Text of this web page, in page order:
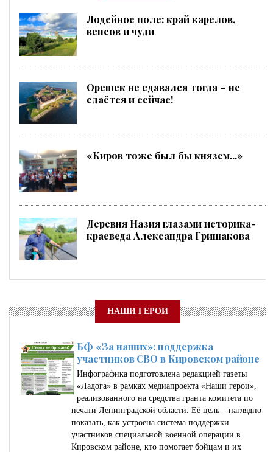
Лодейное поле: край карелов,
вепсов и чуди
Орешек не сдавался тогда – не
сдаётся и сейчас!
«Киров тоже был бы князем...»
Деревня Назия глазами историка-
краеведа Александра Гришакова
НАШИ ГЕРОИ
БФ «За наших»: поддержка
участников СВО в Кировском районе
Инфографика подготовлена редакцией газеты
«Ладога» в рамках медиапроекта «Наши герои»,
реализованного на средства гранта комитета по
печати Ленинградской области. Её цель – наглядно
показать, как устроена система поддержки
участников специальной военной операции в
Кировском районе, кто помогает бойцам и их